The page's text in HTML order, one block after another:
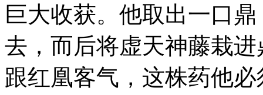
巨大收获。他取出一口
去，而后将虚天神藤栽
跟红凰客气，这株药他